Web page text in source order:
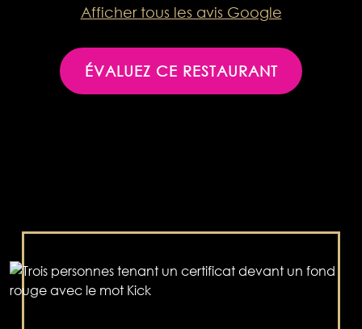
Afficher tous les avis Google
ÉVALUEZ CE RESTAURANT